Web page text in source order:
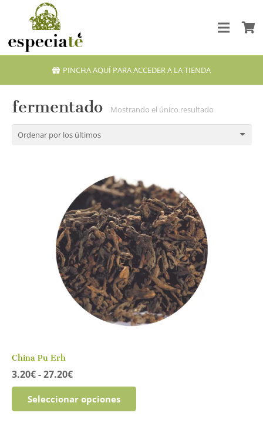
PINCHA AQUÍ PARA ACCEDER A LA TIENDA
fermentado Mostrando el único resultado
China Pu Erh
3.20€ - 27.20€Rango
de
precios:
desde
Seleccionar opciones